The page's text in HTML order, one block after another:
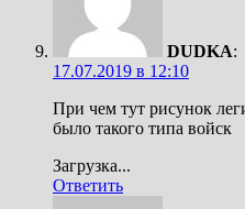
DUDKA:
17.07.2019 в 12:10
При чем тут рисунок
было такого типа войск
Загрузка...
Ответить